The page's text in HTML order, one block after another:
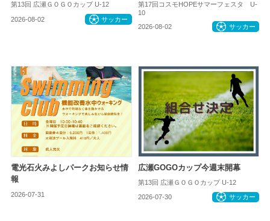
第13回 広瀬ＧＯＧＯカップ U-12
2026-08-02 サッカー
第17回コスモHOPEサマーフェスタ U-
10
2026-08-02
サッカー
電光石火みよしパークお知らせ情
報
2026-07-31
広瀬GOGOカップ今週末開幕
第13回 広瀬ＧＯＧＯカップ U-12
2026-07-30 サッカー